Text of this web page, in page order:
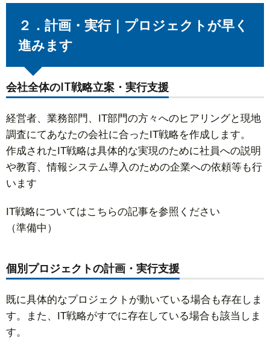
２．計画・実行｜プロジェクトが早く
進みます
会社全体のIT戦略立案・実行支援
経営者、業務部門、IT部門の方々へのヒアリングと現地
調査にてあなたの会社に合ったIT戦略を作成します。
作成されたIT戦略は具体的な実現のために社員への説明
や教育、情報システム導入のための企業への依頼等も行
います
IT戦略についてはこちらの記事を参照ください
（準備中）
個別プロジェクトの計画・実行支援
既に具体的なプロジェクトが動いている場合も存在しま
す。また、IT戦略がすでに存在している場合も該当しま
す。